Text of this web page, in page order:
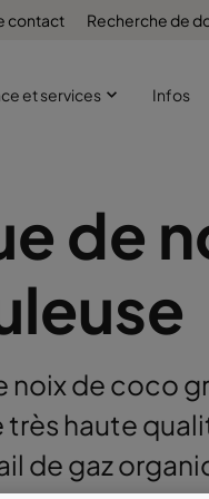
contact Recherche de
et services Infos
de
noix de coco
très haute
de gaz